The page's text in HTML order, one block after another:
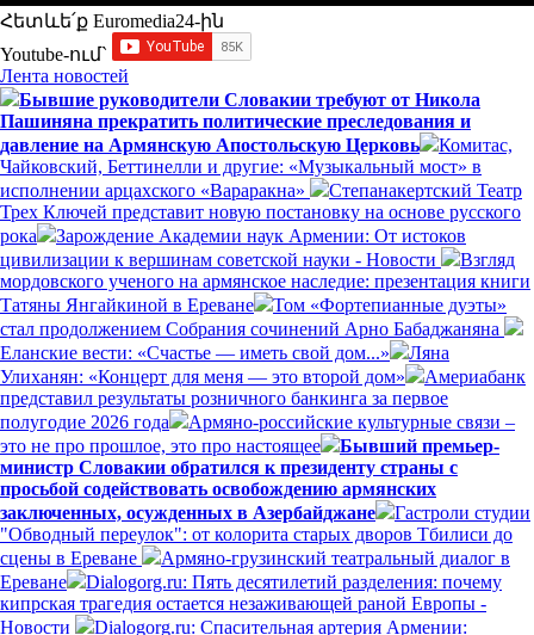
Հետևե՛ք Euromedia24-ին
Youtube-ում`
Лента новостей
Бывшие руководители Словакии требуют от Никола
Пашиняна прекратить политические преследования и
давление на Армянскую Апостольскую Церковь
Комитас,
Чайковский, Беттинелли и другие: «Музыкальный мост» в
исполнении арцахского «Вараракна»
Степанакертский Театр
Трех Ключей представит новую постановку на основе русского
рока
Зарождение Академии наук Армении: От истоков
цивилизации к вершинам советской науки - Новости
Взгляд
мордовского ученого на армянское наследие: презентация книги
Татяны Янгайкиной в Ереване
Том «Фортепианные дуэты»
стал продолжением Собрания сочинений Арно Бабаджаняна
Еланские вести: «Счастье — иметь свой дом...»
Ляна
Улиханян: «Концерт для меня — это второй дом»
Америабанк
представил результаты розничного банкинга за первое
полугодие 2026 года
Армяно-российские культурные связи –
это не про прошлое, это про настоящее
Бывший премьер-
министр Словакии обратился к президенту страны с
просьбой содействовать освобождению армянских
заключенных, осужденных в Азербайджане
Гастроли студии
"Обводный переулок": от колорита старых дворов Тбилиси до
сцены в Ереване
Армяно-грузинский театральный диалог в
Ереване
Dialogorg.ru: Пять десятилетий разделения: почему
кипрская трагедия остается незаживающей раной Европы -
Новости
Dialogorg.ru: Спасительная артерия Армении: